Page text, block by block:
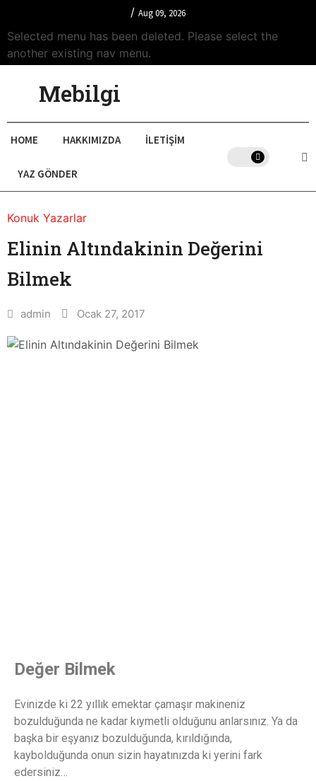
/ Aug 09, 2026
Selected menu has been deleted. Please select the
another existing nav menu.
Mebilgi
HOME HAKKIMIZDA İLETIŞIM
YAZ GÖNDER
Konuk Yazarlar
Elinin Altındakinin Değerini
Bilmek
admin Ocak 27, 2017
Değer Bilmek
Evinizde ki 22 yıllık emektar çamaşır makineniz
bozulduğunda ne kadar kıymetli olduğunu anlarsınız. Ya da
başka bir eşyanız bozulduğunda, kırıldığında,
kaybolduğunda onun sizin hayatınızda ki yerini fark
edersiniz…